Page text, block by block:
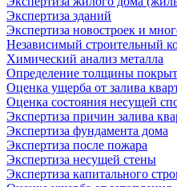
Экспертиза зданий
Экспертиза новостроек и
Независимый строительный
Химический анализ металла
Определение толщины
Оценка ущерба от залива
Оценка состояния несущей
Экспертиза причин залива
Экспертиза фундамента дома
Экспертиза после пожара
Экспертиза несущей стены
Экспертиза капитального